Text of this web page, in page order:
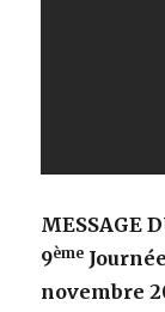
MESSAGE
9ème
novembre